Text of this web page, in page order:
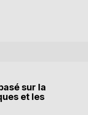
sur la
et les